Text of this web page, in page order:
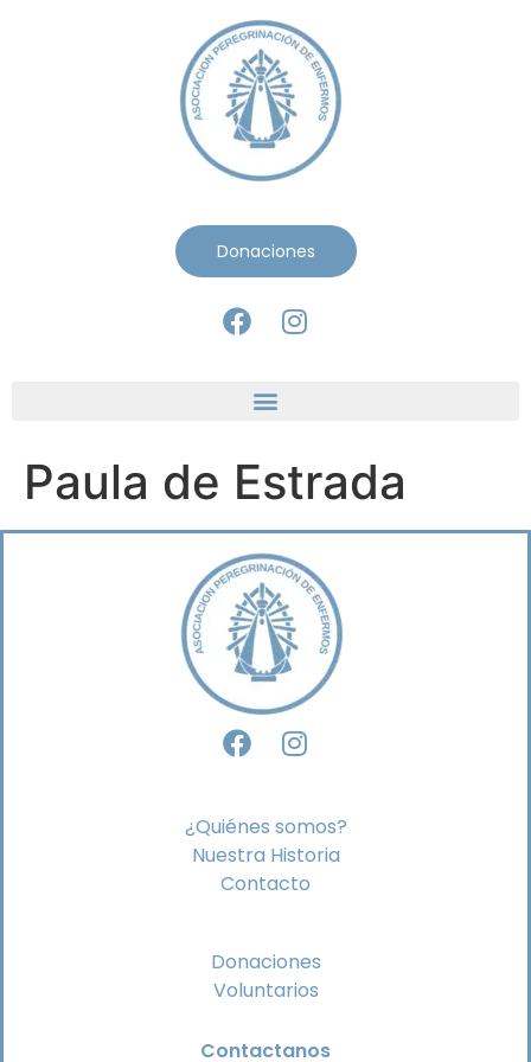
Donaciones
Paula de Estrada
¿Quiénes somos?
Nuestra Historia
Contacto
Donaciones
Voluntarios
Contactanos